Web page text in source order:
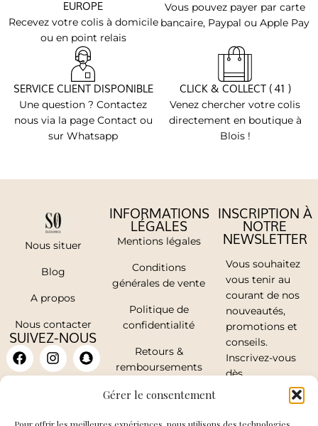
Gérer le consentement
EUROPE
Recevez votre colis à domicile
ou en point relais
Vous pouvez payer par carte
bancaire, Paypal ou Apple Pay
SERVICE CLIENT DISPONIBLE
Une question ? Contactez
nous via la page Contact ou
sur Whatsapp
CLICK & COLLECT ( 41 )
Venez chercher votre colis
directement en boutique à
Blois !
Nous situer
Blog
A propos
Nous contacter
SUIVEZ-NOUS
INFORMATIONS
LÉGALES
Mentions légales
Conditions
générales de vente
Politique de
confidentialité
Retours &
remboursements
Mon compte
INSCRIPTION À
NOTRE
NEWSLETTER
Vous souhaitez
vous tenir au
courant de nos
nouveautés,
promotions et
conseils.
Inscrivez-vous
dès